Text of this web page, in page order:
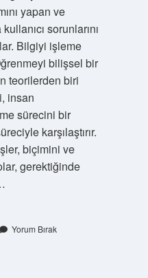
yapan ve
sorunlarını
Bilgiyi işleme
bilişsel bir
teorilerden biri
insan
sürecini bir
karşılaştırır.
biçimini ve
gerektiğinde
Yorum Bırak